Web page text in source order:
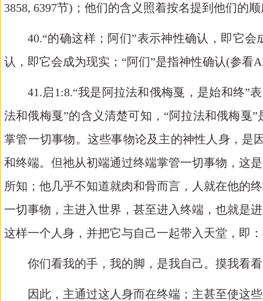
3858, 6397节)；他们的含义照着按名提到他们的顺
40.“的确这样；阿们”表示神性确认，即它
认，即它会成为现实；“阿们”是指神性确认(参看
41.启1:8.“我是阿拉法和俄梅戛，是始和终”
法和俄梅戛”的含义清楚可知，“阿拉法和俄梅戛
掌管一切事物。这些事物论及主的神性人身，是
和终端。但祂从初端通过终端掌管一切事物，这
所知；他几乎不知道就肉和骨而言，人就在他的
一切事物，主进入世界，甚至进入终端，也就是
这样一个人身，并把它与自己一起带入天堂，即
你们看我的手，我的脚，是我自己。摸我看
因此，主通过这人身而在终端；主甚至使这